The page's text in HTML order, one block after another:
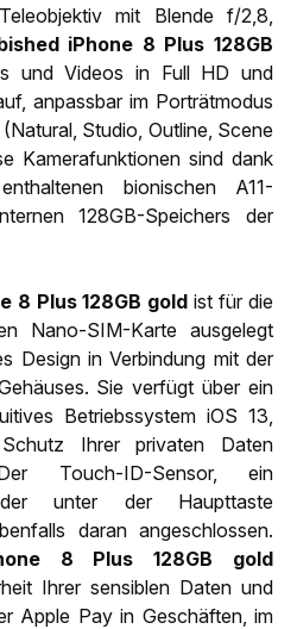
mit Blende f/2,8,
iPhone 8 Plus 128GB
und Videos in Full HD und
anpassbar im Porträtmodus
Studio, Outline, Scene
Kamerafunktionen sind dank
bionischen A11-
128GB-Speichers der
8 Plus 128GB gold ist für die
Nano-SIM-Karte ausgelegt
Design in Verbindung mit der
Sie verfügt über ein
Betriebssystem iOS 13,
Ihrer privaten Daten
Touch-ID-Sensor, ein
der unter der Haupttaste
daran angeschlossen.
8 Plus 128GB gold
Ihrer sensiblen Daten und
Apple Pay in Geschäften, im